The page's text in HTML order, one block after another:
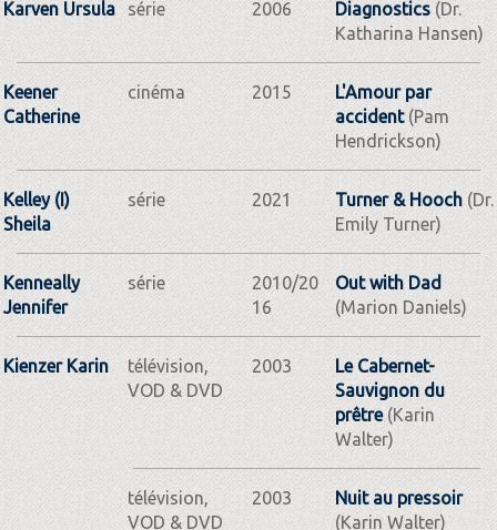
Karven Ursula série 2006 Diagnostics(Dr.
Katharina Hansen)
Keener
Catherine
cinéma 2015
L'Amour par
accident(Pam
Hendrickson)
Kelley (I)
Sheila
série 2021 Turner & Hooch(Dr.
Emily Turner)
Kenneally
Jennifer
série
2010/20
16
Out with Dad
(Marion Daniels)
Kienzer Karin
télévision,
VOD & DVD
2003
Le Cabernet-
Sauvignon du
prêtre(Karin
Walter)
télévision,
VOD & DVD
2003
Nuit au pressoir
(Karin Walter)